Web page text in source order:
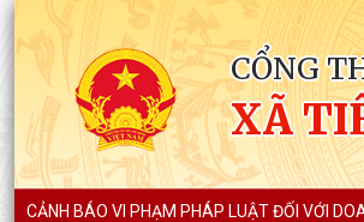
CỔNG
XÃ
CẢNH BÁO VI PHẠM PHÁP LUẬT ĐỐI VỚI